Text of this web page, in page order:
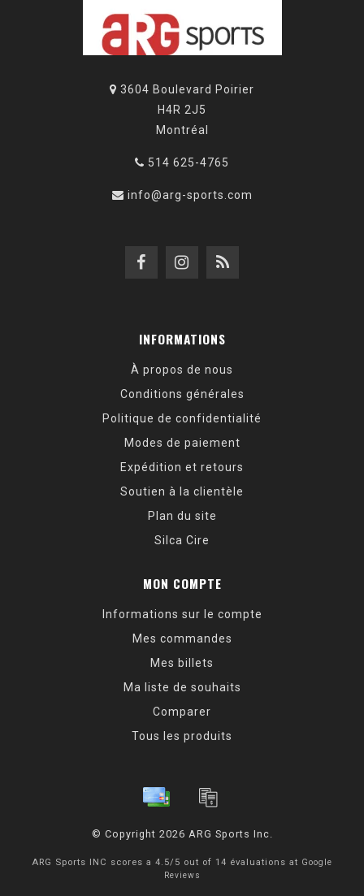
3604 Boulevard Poirier
H4R 2J5
Montréal
514 625-4765
info@arg-sports.com
INFORMATIONS
À propos de nous
Conditions générales
Politique de confidentialité
Modes de paiement
Expédition et retours
Soutien à la clientèle
Plan du site
Silca Cire
MON COMPTE
Informations sur le compte
Mes commandes
Mes billets
Ma liste de souhaits
Comparer
Tous les produits
© Copyright 2026 ARG Sports Inc.
ARG Sports INC scores a 4.5/ 5 out of 14 évaluations at Google
Reviews